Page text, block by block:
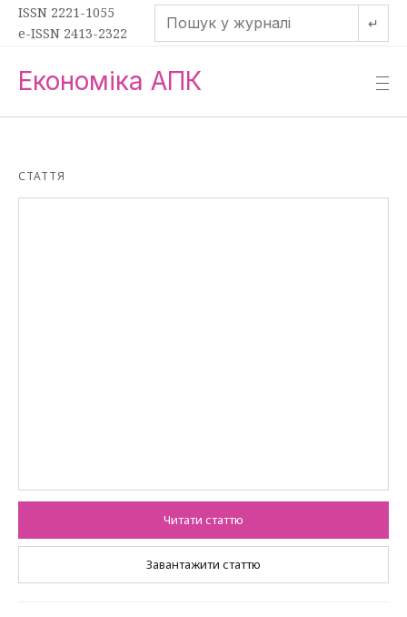
ISSN 2221-1055
e-ISSN 2413-2322
↵
Економіка АПК —
—
—
СТАТТЯ
Читати статтю
Завантажити статтю